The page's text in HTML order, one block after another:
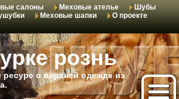
салоны Меховые ателье
Шубы
Меховые шапки О проекте
рознь
о верхней одежде из